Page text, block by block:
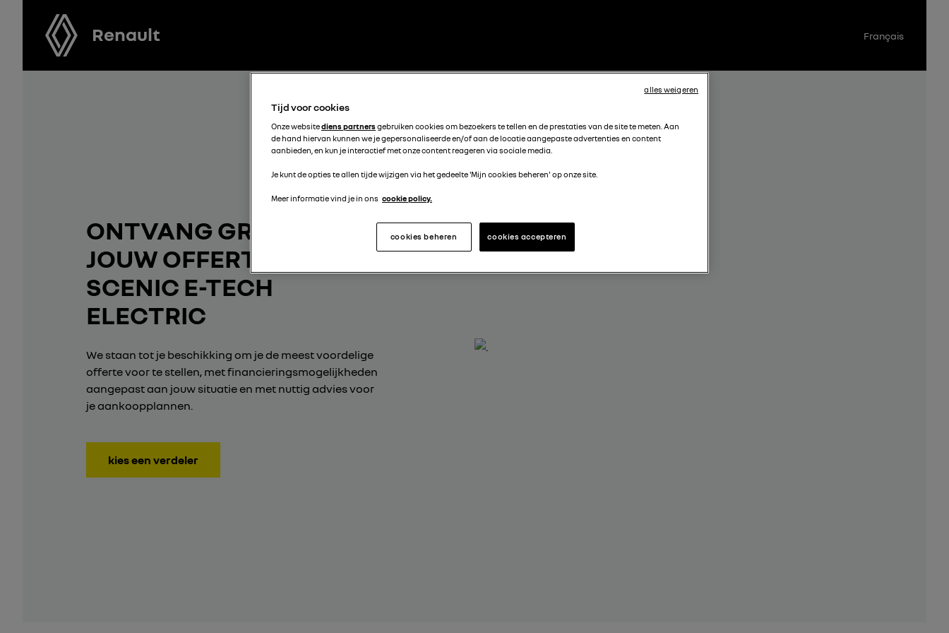
Renault Français
ONTVANG GRATIS
JOUW OFFERTE VOOR
SCENIC E-TECH
ELECTRIC
We staan tot je beschikking om je de meest voordelige
offerte voor te stellen, met financieringsmogelijkheden
aangepast aan jouw situatie en met nuttig advies voor
je aankoopplannen.
kies een verdeler
Tijd voor cookies
Onze websitediens partnersgebruiken cookies om bezoekers te tellen en de prestaties van de site te meten. Aan
de hand hiervan kunnen we je gepersonaliseerde en/of aan de locatie aangepaste advertenties en content
aanbieden, en kun je interactief met onze content reageren via sociale media.
Je kunt de opties te allen tijde wijzigen via het gedeelte 'Mijn cookies beheren' op onze site.
Meer informatie vind je in ons cookie policy.
cookies accepteren
cookies beheren
alles weigeren